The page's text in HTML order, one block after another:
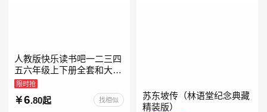
人教版快乐读书吧一二三四
五六年级上下册全套和大人
一起读人教版读读童谣和儿
歌小鲤鱼跳龙门中国古代寓
言安徒生童话学生阅读课外
限时抢
6.80起 找相似
苏东坡传（林语堂纪念典藏
精装版）